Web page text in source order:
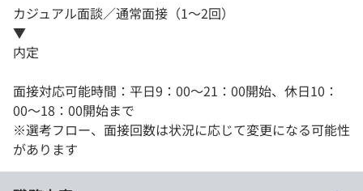
カジュアル面談／通常面接（1～2回）
▼
内定
面接対応可能時間：平日9：00～21：00開始、休日10：
00～18：00開始まで
※選考フロー、面接回数は状況に応じて変更になる可能性
があります